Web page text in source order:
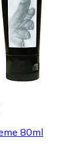
80ml